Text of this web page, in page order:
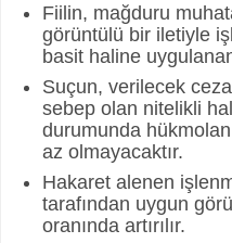
Fiilin, mağduru
görüntülü bir iletiyle
basit haline
Suçun, verilecek
sebep olan nitelikli
durumunda hükmolan
az olmayacaktır.
Hakaret alenen
tarafından uygun
oranında artırılır.